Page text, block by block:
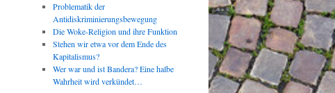
Problematik der
Antidiskriminierungsbewegung
Die Woke-Religion und ihre Funktion
Stehen wir etwa vor dem Ende des
Kapitalismus?
Wer war und ist Bandera? Eine halbe
Wahrheit wird verkündet…